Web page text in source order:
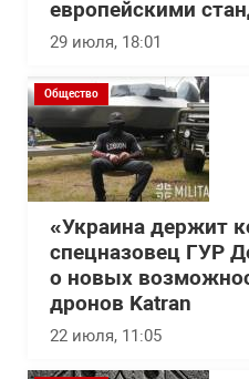
европейскими
29 июля, 18:01
Общество
«Украина держит
спецназовец ГУР
о новых
дронов Katran
22 июля, 11:05